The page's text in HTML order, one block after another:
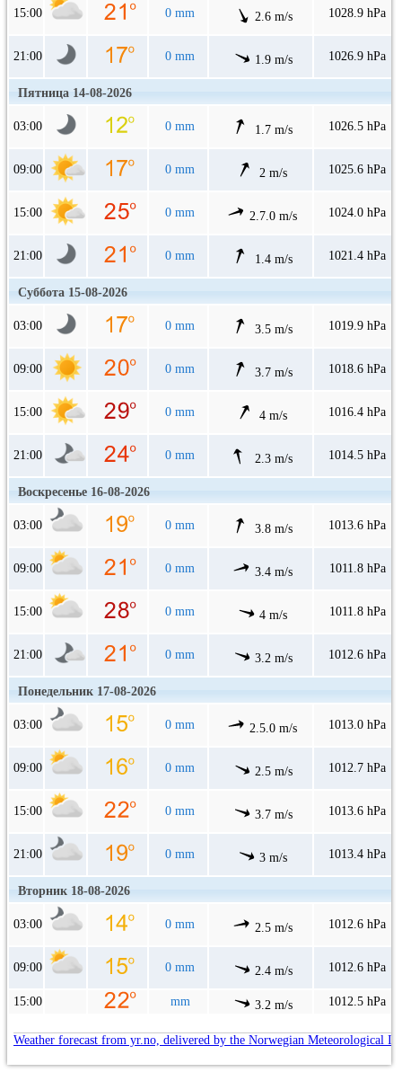
15:00 0 mm 2.6 m/s 1028.9 hPa
21:00 0 mm 1.9 m/s 1026.9 hPa
Пятница 14-08-2026
03:00 0 mm 1.7 m/s 1026.5 hPa
09:00 0 mm 2 m/s 1025.6 hPa
15:00 0 mm 2.7.0 m/s 1024.0 hPa
21:00 0 mm 1.4 m/s 1021.4 hPa
Суббота 15-08-2026
03:00 0 mm 3.5 m/s 1019.9 hPa
09:00 0 mm 3.7 m/s 1018.6 hPa
15:00 0 mm 4 m/s 1016.4 hPa
21:00 0 mm 2.3 m/s 1014.5 hPa
Воскресенье 16-08-2026
03:00 0 mm 3.8 m/s 1013.6 hPa
09:00 0 mm 3.4 m/s 1011.8 hPa
15:00 0 mm 4 m/s 1011.8 hPa
21:00 0 mm 3.2 m/s 1012.6 hPa
Понедельник 17-08-2026
03:00 0 mm 2.5.0 m/s 1013.0 hPa
09:00 0 mm 2.5 m/s 1012.7 hPa
15:00 0 mm 3.7 m/s 1013.6 hPa
21:00 0 mm 3 m/s 1013.4 hPa
Вторник 18-08-2026
03:00 0 mm 2.5 m/s 1012.6 hPa
09:00 0 mm 2.4 m/s 1012.6 hPa
15:00 mm 3.2 m/s 1012.5 hPa
Weather forecast from yr.no, delivered by the Norwegian Meteorological